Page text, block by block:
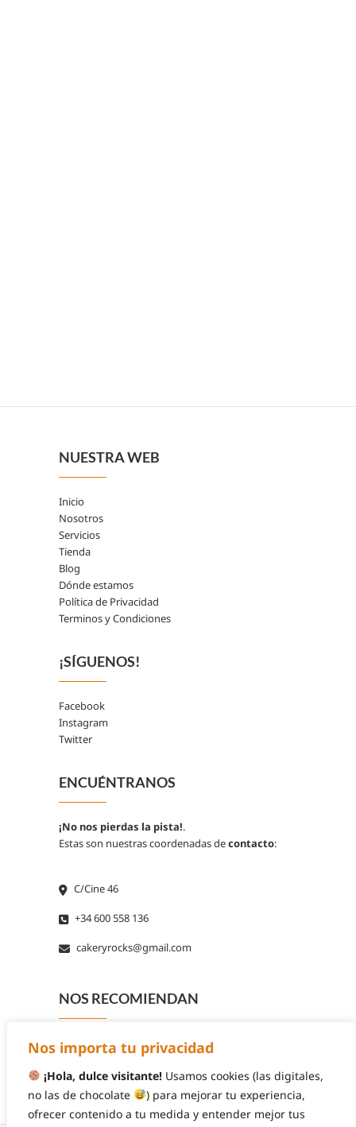
Nos importa tu privacidad
¡Hola, dulce visitante!Usamos cookies (las digitales,
no las de chocolate
) para mejorar tu experiencia,
ofrecer contenido a tu medida y entender mejor tus
NUESTRA WEB
Inicio
Nosotros
Servicios
Tienda
Blog
Dónde estamos
Política de Privacidad
Terminos y Condiciones
¡SÍGUENOS!
Facebook
Instagram
Twitter
ENCUÉNTRANOS
¡No nos pierdas la pista!.
Estas son nuestras coordenadas decontacto:
C/Cine 46
+34 600 558 136
cakeryrocks@gmail.com
NOS RECOMIENDAN